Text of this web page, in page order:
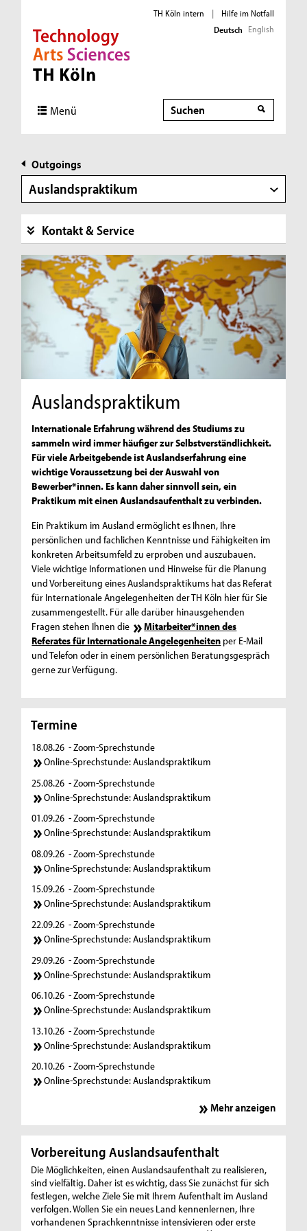
Direkt zur Hauptnavigation
Direkt zur Subnavigation
Direkt zum Inhalt
Direkt zum Fußbereich
TH Köln intern |
Hilfe im Notfall
Deutsch English
Menü Suche
Outgoings
Auslandspraktikum
Kontakt & Service
Auslandspraktikum
Internationale Erfahrung während des Studiums zu
sammeln wird immer häufiger zur Selbstverständlichkeit.
Für viele Arbeitgebende ist Auslandserfahrung eine
wichtige Voraussetzung bei der Auswahl von
Bewerber*innen. Es kann daher sinnvoll sein, ein
Praktikum mit einen Auslandsaufenthalt zu verbinden.
Ein Praktikum im Ausland ermöglicht es Ihnen, Ihre
persönlichen und fachlichen Kenntnisse und Fähigkeiten im
konkreten Arbeitsumfeld zu erproben und auszubauen.
Viele wichtige Informationen und Hinweise für die Planung
und Vorbereitung eines Auslandspraktikums hat das Referat
für Internationale Angelegenheiten der TH Köln hier für Sie
zusammengestellt. Für alle darüber hinausgehenden
Fragen stehen Ihnen die
Mitarbeiter*innen des
Referates für Internationale Angelegenheiten per E-Mail
und Telefon oder in einem persönlichen Beratungsgespräch
gerne zur Verfügung.
Termine
18.08.26 - Zoom-Sprechstunde
Online-Sprechstunde: Auslandspraktikum
25.08.26 - Zoom-Sprechstunde
Online-Sprechstunde: Auslandspraktikum
01.09.26 - Zoom-Sprechstunde
Online-Sprechstunde: Auslandspraktikum
08.09.26 - Zoom-Sprechstunde
Online-Sprechstunde: Auslandspraktikum
15.09.26 - Zoom-Sprechstunde
Online-Sprechstunde: Auslandspraktikum
22.09.26 - Zoom-Sprechstunde
Online-Sprechstunde: Auslandspraktikum
29.09.26 - Zoom-Sprechstunde
Online-Sprechstunde: Auslandspraktikum
06.10.26 - Zoom-Sprechstunde
Online-Sprechstunde: Auslandspraktikum
13.10.26 - Zoom-Sprechstunde
Online-Sprechstunde: Auslandspraktikum
20.10.26 - Zoom-Sprechstunde
Online-Sprechstunde: Auslandspraktikum
Mehr anzeigen
Vorbereitung Auslandsaufenthalt
Die Möglichkeiten, einen Auslandsaufenthalt zu realisieren,
sind vielfältig. Daher ist es wichtig, dass Sie zunächst für sich
festlegen, welche Ziele Sie mit Ihrem Aufenthalt im Ausland
verfolgen. Wollen Sie ein neues Land kennenlernen, Ihre
vorhandenen Sprachkenntnisse intensivieren oder erste